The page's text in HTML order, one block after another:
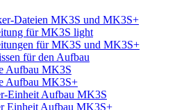
Dateien MK3S und MK3S+
für MK3S light
für MK3S und MK3S+
für den Aufbau
Aufbau MK3S
Aufbau MK3S+
Einheit Aufbau MK3S
Einheit Aufbau MK3S+